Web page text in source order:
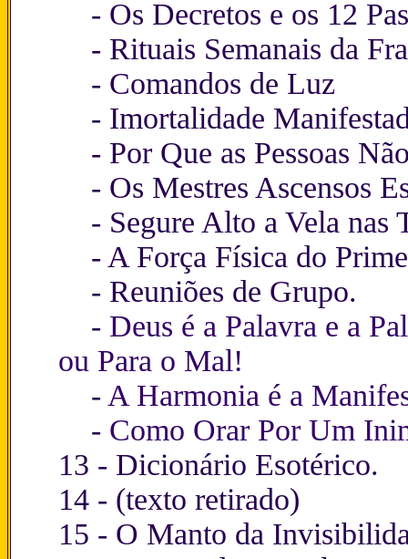
- Os Decretos e os 12
- Rituais Semanais da
- Comandos de Luz
- Imortalidade
- Por Que as Pessoas
- Os Mestres Ascensos
- Segure Alto a Vela nas
- A Força Física do
- Reuniões de Grupo.
- Deus é a Palavra e a
ou Para o Mal!
- A Harmonia é a
- Como Orar Por Um
13 - Dicionário Esotérico.
14 - (texto retirado)
15 - O Manto da